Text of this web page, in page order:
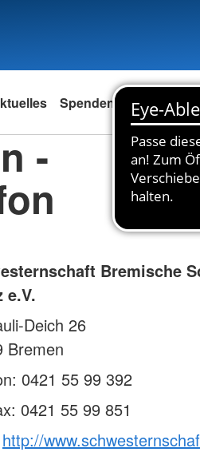
Spenden Das DRK
-
Bremische
e.V.
Deich 26
Bremen
0421 55 99 392
0421 55 99 851
http://